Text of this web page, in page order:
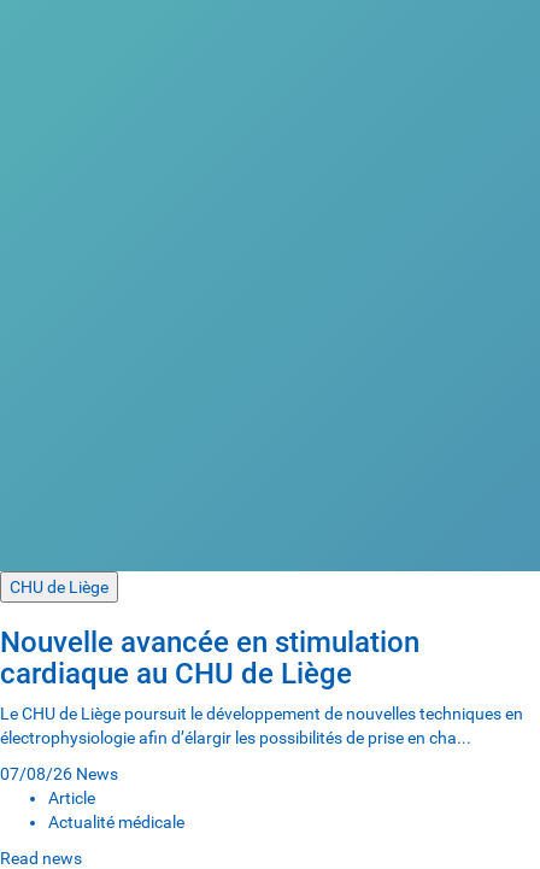
CHU de Liège
Nouvelle avancée en stimulation
cardiaque au CHU de Liège
Le CHU de Liège poursuit le développement de nouvelles techniques en
électrophysiologie afin d’élargir les possibilités de prise en cha...
07/08/26 News
Article
Actualité médicale
Read news